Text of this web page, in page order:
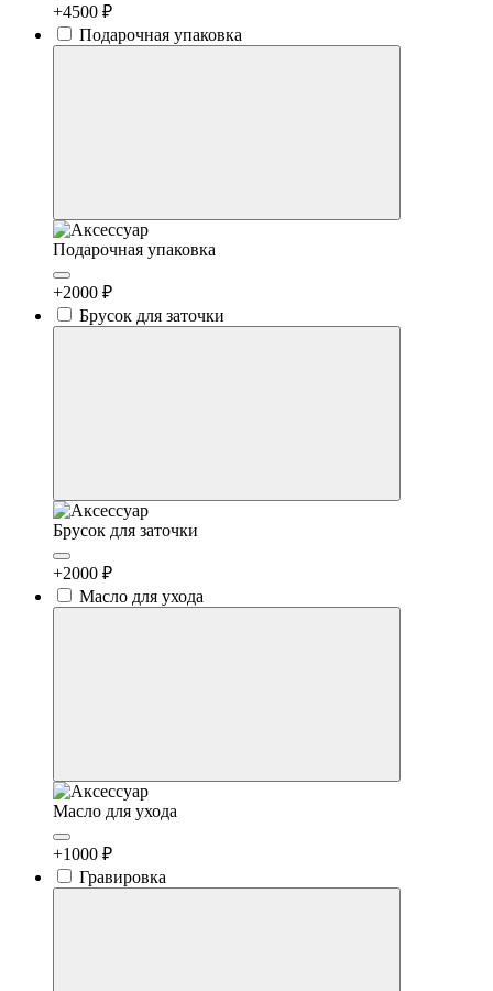
+4500 ₽
Подарочная упаковка
Подарочная упаковка
+2000 ₽
Брусок для заточки
Брусок для заточки
+2000 ₽
Масло для ухода
Масло для ухода
+1000 ₽
Гравировка